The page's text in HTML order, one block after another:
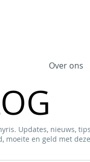
Over ons
Updates, nieuws,
moeite en geld met